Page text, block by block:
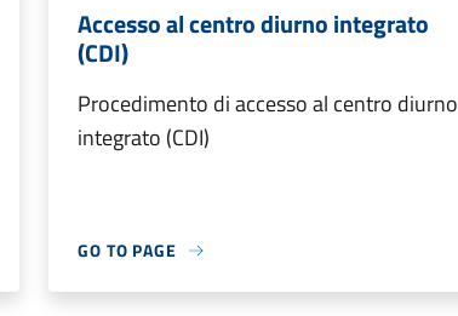
Accesso al centro diurno integrato
(CDI)
Procedimento di accesso al centro diurno
integrato (CDI)
GO TO PAGE